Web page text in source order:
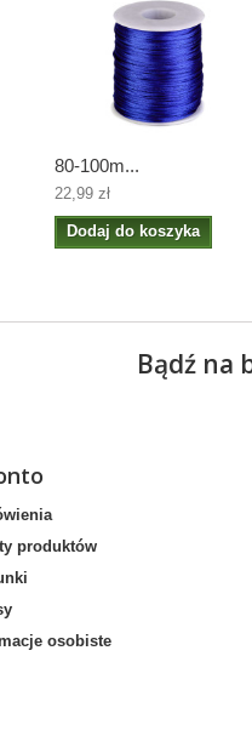
80-100m...
22,99 zł
Dodaj do koszyka
Bądź na
produktów
osobiste